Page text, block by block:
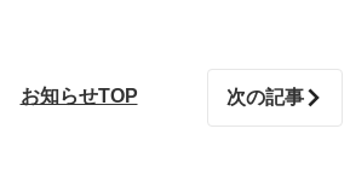
お知らせTOP 次の記事